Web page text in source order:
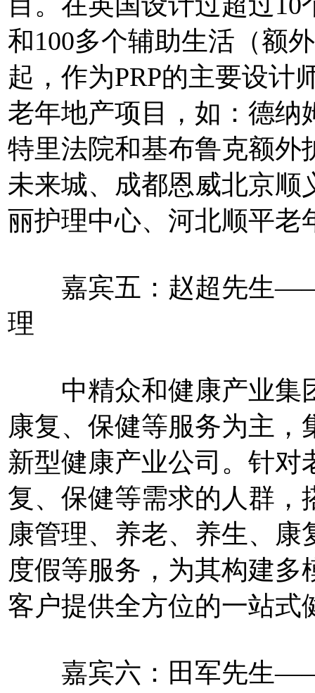
和100多个辅助生活（额
起，作为PRP的主要设计
老年地产项目，如：德纳
特里法院和基布鲁克额外
未来城、成都恩威北京顺
丽护理中心、河北顺平老
嘉宾五：赵超先生——
理
中精众和健康产业集
康复、保健等服务为主
新型健康产业公司。针对
复、保健等需求的人群，
康管理、养老、养生、
度假等服务，为其构建
客户提供全方位的一站式
嘉宾六：田军先生——